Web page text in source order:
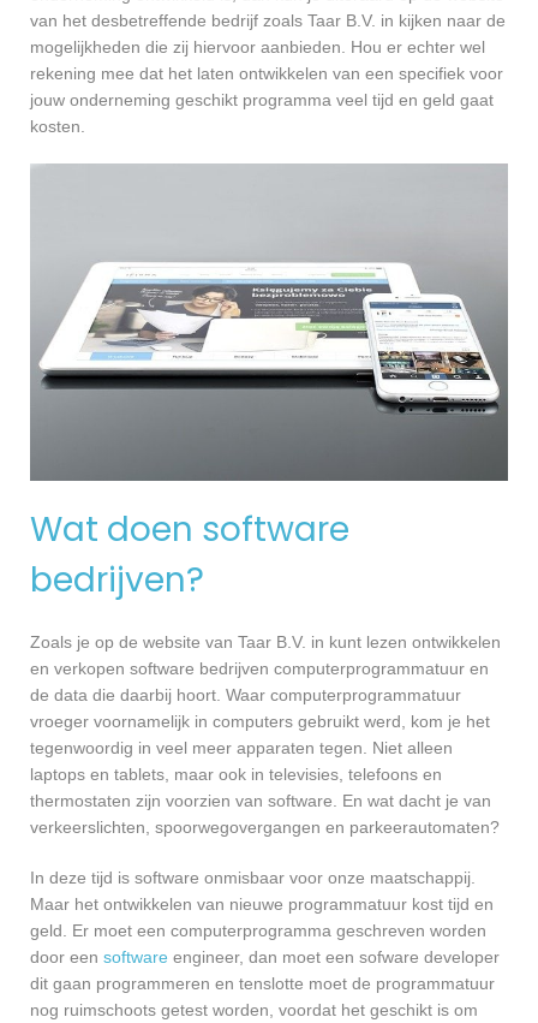
van het desbetreffende bedrijf zoals Taar B.V. in kijken naar de
mogelijkheden die zij hiervoor aanbieden. Hou er echter wel
rekening mee dat het laten ontwikkelen van een specifiek voor
jouw onderneming geschikt programma veel tijd en geld gaat
kosten.
Wat doen software
bedrijven?
Zoals je op de website van Taar B.V. in kunt lezen ontwikkelen
en verkopen software bedrijven computerprogrammatuur en
de data die daarbij hoort. Waar computerprogrammatuur
vroeger voornamelijk in computers gebruikt werd, kom je het
tegenwoordig in veel meer apparaten tegen. Niet alleen
laptops en tablets, maar ook in televisies, telefoons en
thermostaten zijn voorzien van software. En wat dacht je van
verkeerslichten, spoorwegovergangen en parkeerautomaten?
In deze tijd is software onmisbaar voor onze maatschappij.
Maar het ontwikkelen van nieuwe programmatuur kost tijd en
geld. Er moet een computerprogramma geschreven worden
door een software engineer, dan moet een sofware developer
dit gaan programmeren en tenslotte moet de programmatuur
nog ruimschoots getest worden, voordat het geschikt is om